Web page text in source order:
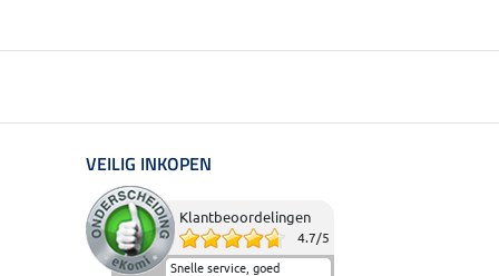
VEILIG INKOPEN
Klantbeoordelingen
4.7/5
Snelle service, goed